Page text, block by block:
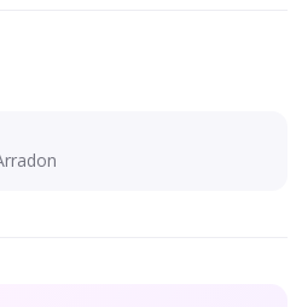
23/10/2026 selon ouverture